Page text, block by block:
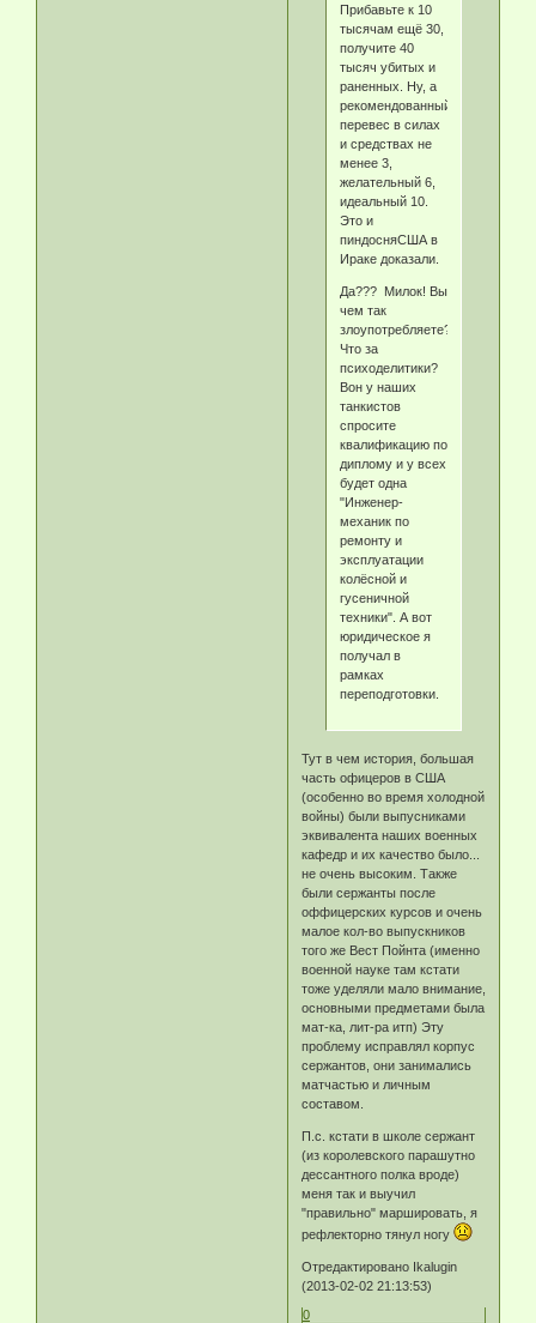
Прибавьте к 10
тысячам ещё 30,
получите 40
тысяч убитых и
раненных. Ну, а
рекомендованный
перевес в силах
и средствах не
менее 3,
желательный 6,
идеальный 10.
Это и
пиндосняСША в
Ираке доказали.
Да??? Милок! Вы
чем так
злоупотребляете?
Что за
психоделитики?
Вон у наших
танкистов
спросите
квалификацию по
диплому и у всех
будет одна
"Инженер-
механик по
ремонту и
эксплуатации
колёсной и
гусеничной
техники". А вот
юридическое я
получал в
рамках
переподготовки.
Тут в чем история, большая
часть офицеров в США
(особенно во время холодной
войны) были выпусниками
эквивалента наших военных
кафедр и их качество было...
не очень высоким. Также
были сержанты после
оффицерских курсов и очень
малое кол-во выпускников
того же Вест Пойнта (именно
военной науке там кстати
тоже уделяли мало внимание,
основными предметами была
мат-ка, лит-ра итп) Эту
проблему исправлял корпус
сержантов, они занимались
матчастью и личным
составом.
П.с. кстати в школе сержант
(из королевского парашутно
дессантного полка вроде)
меня так и выучил
"правильно" маршировать, я
рефлекторно тянул ногу
Отредактировано Ikalugin
(2013-02-02 21:13:53)
0